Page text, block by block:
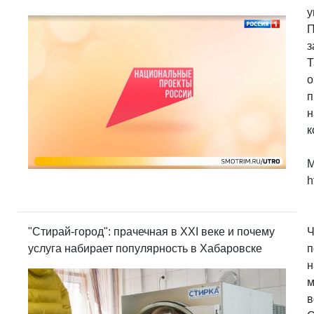
"Стирай-город": прачечная в XXI веке и почему
услуга набирает популярность в Хабаровске